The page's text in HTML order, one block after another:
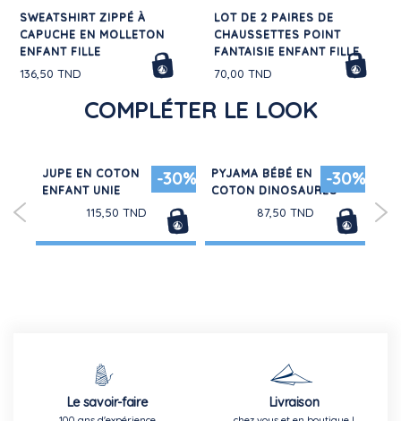
SWEATSHIRT ZIPPÉ À
CAPUCHE EN MOLLETON
ENFANT FILLE
136,50 TND
LOT DE 2 PAIRES DE
CHAUSSETTES POINT
FANTAISIE ENFANT FILLE
70,00 TND
COMPLÉTER LE LOOK
-30%
JUPE EN COTON
ENFANT UNIE
115,50 TND
-30%
PYJAMA BÉBÉ EN
COTON DINOSAURES
87,50 TND
Le savoir-faire Livraison